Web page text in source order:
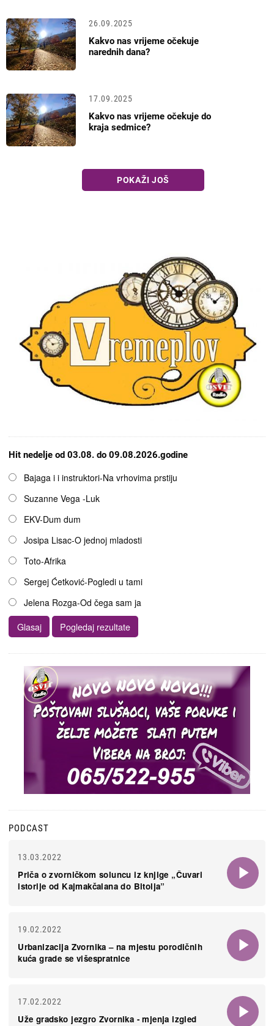
26.09.2025
Kakvo nas vrijeme očekuje
narednih dana?
17.09.2025
Kakvo nas vrijeme očekuje do
kraja sedmice?
POKAŽI JOŠ
Hit nedelje od 03.08. do 09.08.2026.godine
OpcijeBajaga i i instruktori-Na vrhovima prstiju
Suzanne Vega -Luk
EKV-Dum dum
Josipa Lisac-O jednoj mladosti
Toto-Afrika
Sergej Ćetković-Pogledi u tami
Jelena Rozga-Od čega sam ja
PODCAST
13.03.2022
Priča o zvorničkom soluncu iz knjige „Čuvari
istorije od Kajmakčalana do Bitolja”
19.02.2022
Urbanizacija Zvornika – na mjestu porodičnih
kuća grade se višespratnice
17.02.2022
Uže gradsko jezgro Zvornika - mjenja izgled